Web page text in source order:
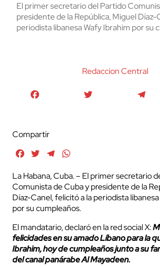
El primer secretario del Partido
presidente de la República, Miguel Díaz-
periodista libanesa Wafy Ibrahim por su
Redaccion Central
Compartir
FacebookTwitterTelegram
La Habana, Cuba. – El primer secretario
Comunista de Cuba y presidente de la
Díaz-Canel, felicitó a la periodista
por su cumpleaños.
El mandatario, declaró en la red social X:
felicidades en su amado Líbano para la
Ibrahim, hoy de cumpleaños junto a su
del canal panárabe Al Mayadeen.